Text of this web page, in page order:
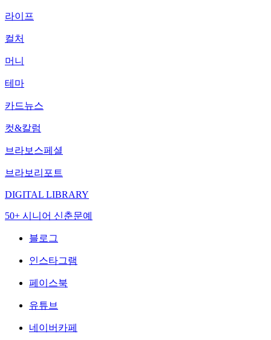
라이프
컬처
머니
테마
카드뉴스
컷&칼럼
브라보스페셜
브라보리포트
DIGITAL LIBRARY
50+ 시니어 신춘문예
블로그
인스타그램
페이스북
유튜브
네이버카페